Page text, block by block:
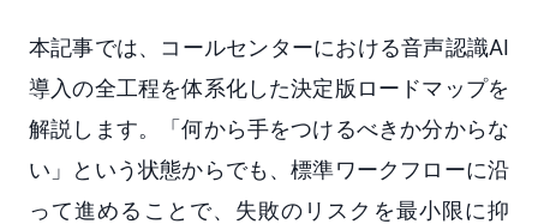
本記事では、コールセンターにおける音声認識AI
導入の全工程を体系化した決定版ロードマップを
解説します。「何から手をつけるべきか分からな
い」という状態からでも、標準ワークフローに沿
って進めることで、失敗のリスクを最小限に抑